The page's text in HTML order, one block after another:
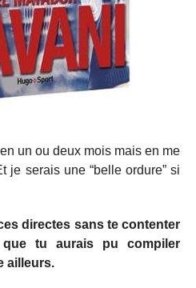
un ou deux mois mais en me
je serais une “belle ordure” si
directes sans te contenter
tu aurais pu compiler
ailleurs.